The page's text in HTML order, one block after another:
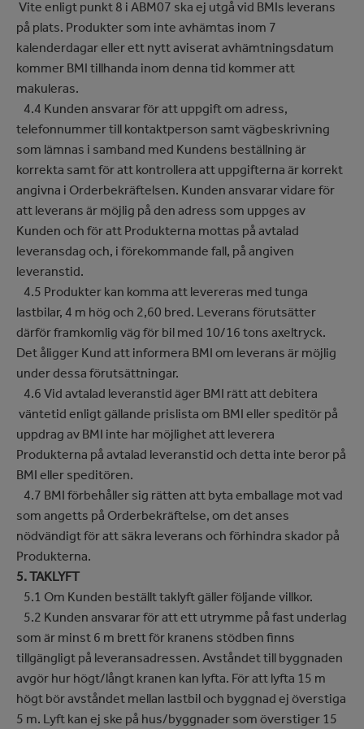
Vite enligt punkt 8 i ABM07 ska ej utgå vid BMIs leverans
på plats. Produkter som inte avhämtas inom 7
kalenderdagar eller ett nytt aviserat avhämtningsdatum
kommer BMI tillhanda inom denna tid kommer att
makuleras.
4.4 Kunden ansvarar för att uppgift om adress,
telefonnummer till kontaktperson samt vägbeskrivning
som lämnas i samband med Kundens beställning är
korrekta samt för att kontrollera att uppgifterna är korrekt
angivna i Orderbekräftelsen. Kunden ansvarar vidare för
att leverans är möjlig på den adress som uppges av
Kunden och för att Produkterna mottas på avtalad
leveransdag och, i förekommande fall, på angiven
leveranstid.
4.5 Produkter kan komma att levereras med tunga
lastbilar, 4 m hög och 2,60 bred. Leverans förutsätter
därför framkomlig väg för bil med 10/16 tons axeltryck.
Det åligger Kund att informera BMI om leverans är möjlig
under dessa förutsättningar.
4.6 Vid avtalad leveranstid äger BMI rätt att debitera
väntetid enligt gällande prislista om BMI eller speditör på
uppdrag av BMI inte har möjlighet att leverera
Produkterna på avtalad leveranstid och detta inte beror på
BMI eller speditören.
4.7 BMI förbehåller sig rätten att byta emballage mot vad
som angetts på Orderbekräftelse, om det anses
nödvändigt för att säkra leverans och förhindra skador på
Produkterna.
5. TAKLYFT
5.1 Om Kunden beställt taklyft gäller följande villkor.
5.2 Kunden ansvarar för att ett utrymme på fast underlag
som är minst 6 m brett för kranens stödben finns
tillgängligt på leveransadressen. Avståndet till byggnaden
avgör hur högt/långt kranen kan lyfta. För att lyfta 15 m
högt bör avståndet mellan lastbil och byggnad ej överstiga
5 m. Lyft kan ej ske på hus/byggnader som överstiger 15